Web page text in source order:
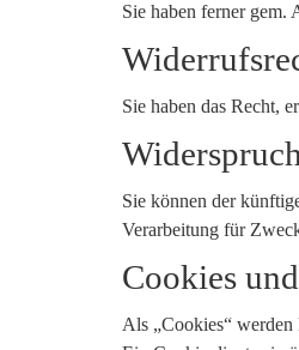
Sie haben ferner gem.
Sie haben das Recht,
Sie können der
Verarbeitung für
Cookies
Als „Cookies“ werden